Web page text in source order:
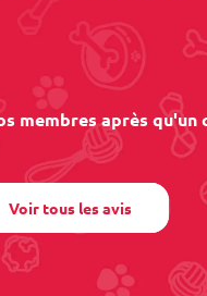
membres après qu'un
Voir tous les avis